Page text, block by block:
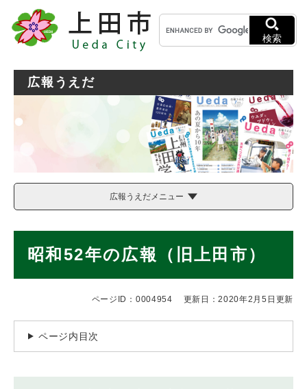
メニューを飛ばして本文へ
キ
ー
ワ
索
検索
広報うえだ
広報うえだメニュー
昭和52年の広報（旧上田市）
ページID：0004954 更新日：2020年2月5日更新
ページ内目次